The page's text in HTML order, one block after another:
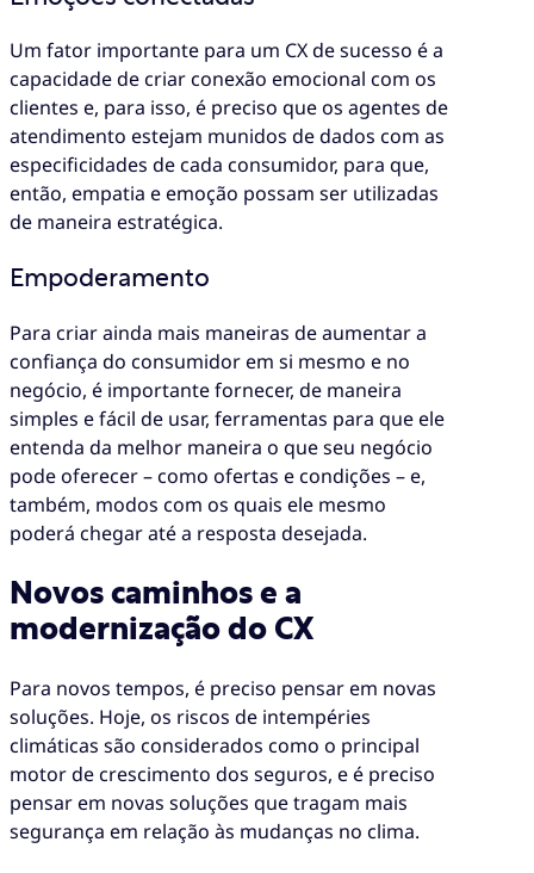
Um fator importante para um CX de sucesso é a
capacidade de criar conexão emocional com os
clientes e, para isso, é preciso que os agentes de
atendimento estejam munidos de dados com as
especificidades de cada consumidor, para que,
então, empatia e emoção possam ser utilizadas
de maneira estratégica.
Empoderamento
Para criar ainda mais maneiras de aumentar a
confiança do consumidor em si mesmo e no
negócio, é importante fornecer, de maneira
simples e fácil de usar, ferramentas para que ele
entenda da melhor maneira o que seu negócio
pode oferecer – como ofertas e condições – e,
também, modos com os quais ele mesmo
poderá chegar até a resposta desejada.
Novos caminhos e a
modernização do CX
Para novos tempos, é preciso pensar em novas
soluções. Hoje, os riscos de intempéries
climáticas são considerados como o principal
motor de crescimento dos seguros, e é preciso
pensar em novas soluções que tragam mais
segurança em relação às mudanças no clima.